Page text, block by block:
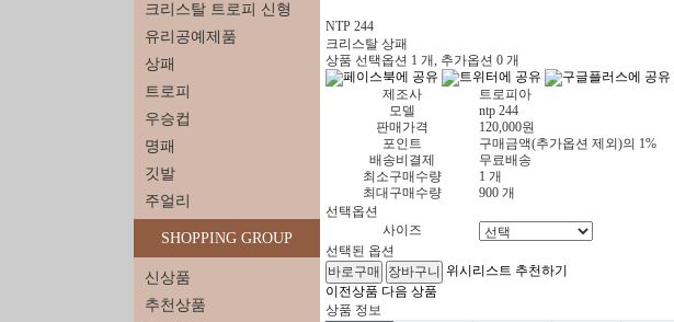
크리스탈 트로피 신형
유리공예제품
상패
트로피
우승컵
명패
깃발
주얼리
SHOPPING GROUP
신상품
추천상품
NTP 244
크리스탈 상패
상품 선택옵션 1 개, 추가옵션 0 개
제조사
트로피아
모델
ntp 244
판매가격
120,000원
포인트
구매금액(추가옵션 제외)의 1%
배송비결제
무료배송
최소구매수량
1 개
최대구매수량
900 개
선택옵션
사이즈
선택된 옵션
위시리스트 추천하기
이전상품 다음 상품
상품 정보